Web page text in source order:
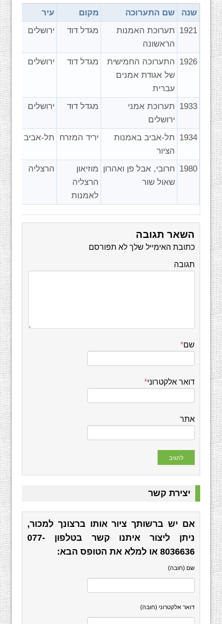
שנה שם התערוכה מקום
עיר
1921 תערוכת האמנות
הראשונה
מגדל דוד ירושלים
1926 התערוכה החמישית
של אגודת אמנים
עברית
מגדל דוד ירושלים
1933 תערוכת אמני
ירושלים
מגדל דוד ירושלים
1934 תל-אביב באמנות
הציור
יריד המזרח תל-אביב
1980 חרובי, אבל פן ואהרון
שאול שור
מוזיאון
הרצליה
לאמנות
הרצליה
השאר תגובה
כתובת האימייל שלך לא תפורסם
תגובה
שם*
דואר אלקטרוני*
אתר
יצירת קשר
אם יש ברשותך ציור אותו ברצונך למכור,
ניתן ליצור איתנו קשר בטלפון 077-
8036636 או למלא את הטופס הבא:
שם (חובה)
דואר אלקטרוני (חובה)